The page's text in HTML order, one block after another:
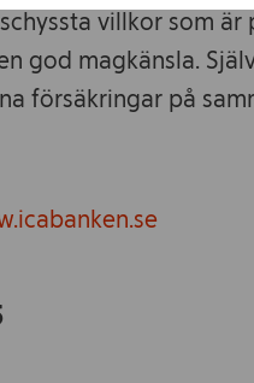
villkor som är
god magkänsla.
försäkringar på